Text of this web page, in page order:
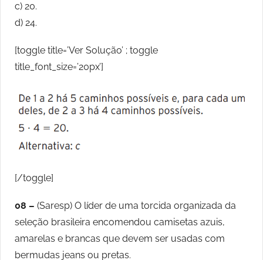
c) 20.
d) 24.
[toggle title=’Ver Solução’ ; toggle
title_font_size=’20px’]
[/toggle]
08 – (Saresp) O líder de uma torcida organizada da
seleção brasileira encomendou camisetas azuis,
amarelas e brancas que devem ser usadas com
bermudas jeans ou pretas.